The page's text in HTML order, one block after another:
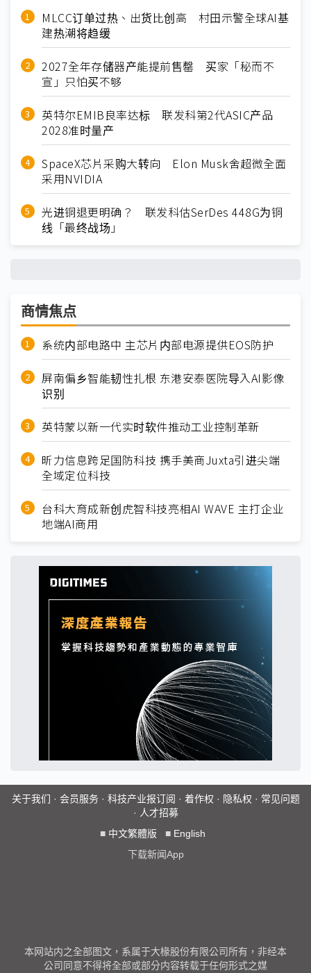
MLCC订单过热、出货比创高 村田示警全球AI基
建热潮将趋缓
2027全年存储器产能提前售罄 买家「秘而不
宣」只怕买不够
英特尔EMIB良率达标 联发科第2代ASIC产品
2028准时量产
SpaceX芯片采购大转向 Elon Musk舍超微全面
采用NVIDIA
光进铜退更明确？ 联发科估SerDes 448G为铜
线「最终战场」
商情焦点
系统内部电路中 主芯片内部电源提供EOS防护
屏南偏乡智能韧性扎根 东港安泰医院导入AI影像
识别
英特蒙以新一代实时软件推动工业控制革新
昕力信息跨足国防科技 携手美商Juxta引进尖端
全域定位科技
台科大育成新创虎智科技亮相AI WAVE 主打企业
地端AI商用
关于我们 · 会员服务· 科技产业报订阅 · 着作权 · 隐私权 · 常见问题
· 人才招募
■ 中文繁體版 ■ English
下载新闻App
本网站内之全部图文，系属于大椽股份有限公司所有，非经本
公司同意不得将全部或部分内容转载于任何形式之媒